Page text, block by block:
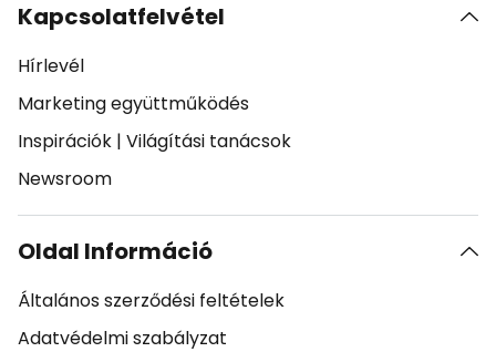
Kapcsolatfelvétel
Hírlevél
Marketing együttműködés
Inspirációk | Világítási tanácsok
Newsroom
Oldal Információ
Általános szerződési feltételek
Adatvédelmi szabályzat